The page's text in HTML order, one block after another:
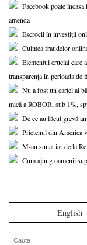
Facebook poate
amenda
Escrocii în investiții
Culmea fraudelor
Elementul crucial care
transparența în perioada
Nu a fost un cartel al
mică a ROBOR, sub 1%,
De ce au făcut grevă
Prietenul din America
M-au sunat iar de la
Cum ajung oamenii
English